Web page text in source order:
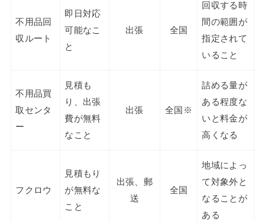
不用品回
収ルート
即日対応
可能なこ
と
出張 全国
回収する時
間の範囲が
指定されて
いること
不用品買
取センタ
ー
見積も
り、出張
費が無料
なこと
出張 全国※
詰める量が
ある程度な
いと料金が
高くなる
フクロウ
見積もり
が無料な
こと
出張、郵
送
全国
地域によっ
て対象外と
なることが
ある